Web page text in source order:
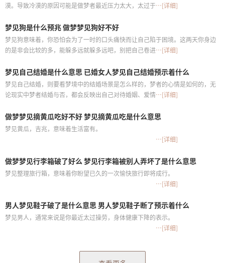
漠。导致冷漠的原因可能是做梦者最近压力太大，太过于压抑了。
…[详细]
梦见狗是什么预兆 做梦梦见狗好不好
梦见狗意味着，你恐怕会为了一时的口头痛快而让自己陷于困境。这两天你身边
的是非会比较的多，能躲多远就躲多远吧，别把自己卷进去就好。
…[详细]
梦见自己结婚是什么意思 已婚女人梦见自己结婚预示着什么
梦见自己结婚，则要看梦境中的结婚场景是怎么样的，梦者的心情是如何的，无
论现实中梦者结婚与否，都会反映出自己对待婚姻、爱情、生活的一种态度，这
…[详细]
做梦梦见摘黄瓜吃好不好 梦见摘黄瓜吃是什么意思
梦见黄瓜，吉兆，意味着生活富有。
…[详细]
做梦梦见行李箱破了好么 梦见行李箱被别人弄坏了是什么意思
梦见整理旅行箱，意味着你盼望已久的一次愉快旅行即将成行。
…[详细]
男人梦见鞋子破了是什么意思 男人梦见鞋子断了预示着什么
梦见男人，通常来说是你最近太过操劳，身体健康下降的表示。
…[详细]